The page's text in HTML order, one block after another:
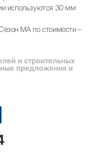
используются 30 мм
МА по стоимости –
и строительных
предложения и